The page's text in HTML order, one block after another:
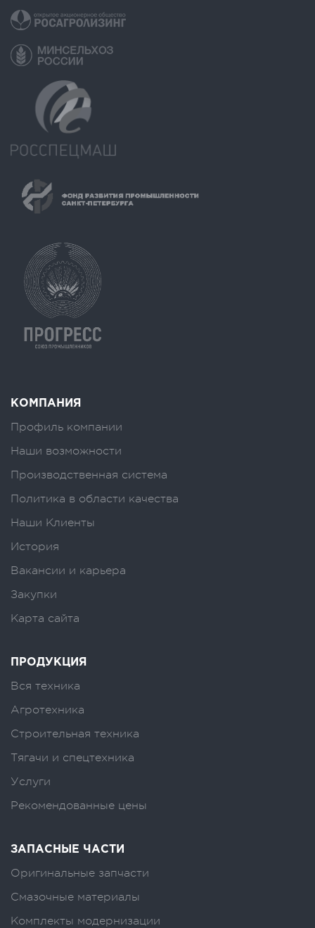
КОМПАНИЯ
Профиль компании
Наши возможности
Производственная система
Политика в области качества
Наши Клиенты
История
Вакансии и карьера
Закупки
Карта сайта
ПРОДУКЦИЯ
Вся техника
Агротехника
Строительная техника
Тягачи и спецтехника
Услуги
Рекомендованные цены
ЗАПАСНЫЕ ЧАСТИ
Оригинальные запчасти
Смазочные материалы
Комплекты модернизации